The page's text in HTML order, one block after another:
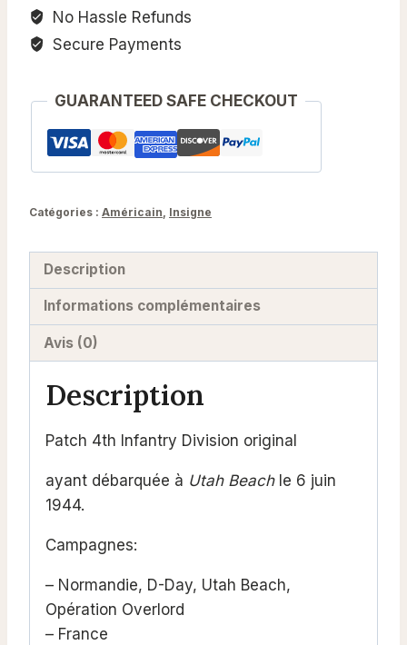
No Hassle Refunds
Secure Payments
GUARANTEED SAFE CHECKOUT
Catégories : Américain Insigne
Description
Informations complémentaires
Avis (0)
Description
Patch 4th Infantry Division original
ayant débarquée à Utah Beachle 6 juin
1944.
Campagnes:
– Normandie, D-Day, Utah Beach,
Opération Overlord
– France